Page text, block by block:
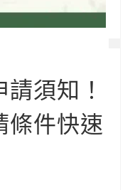
須知！
條件快速